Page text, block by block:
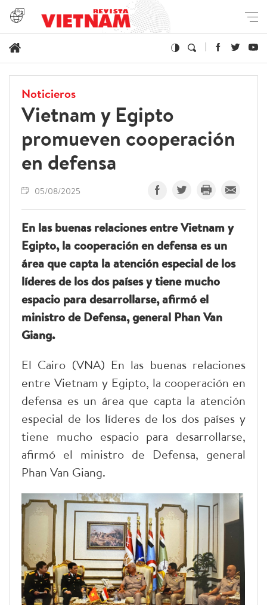
Noticieros
Vietnam y Egipto
promueven cooperación
en defensa
05/08/2025
En las buenas relaciones entre Vietnam y
Egipto, la cooperación en defensa es un
área que capta la atención especial de los
líderes de los dos países y tiene mucho
espacio para desarrollarse, afirmó el
ministro de Defensa, general Phan Van
Giang.
El Cairo (VNA) En las buenas relaciones
entre Vietnam y Egipto, la cooperación en
defensa es un área que capta la atención
especial de los líderes de los dos países y
tiene mucho espacio para desarrollarse,
afirmó el ministro de Defensa, general
Phan Van Giang.